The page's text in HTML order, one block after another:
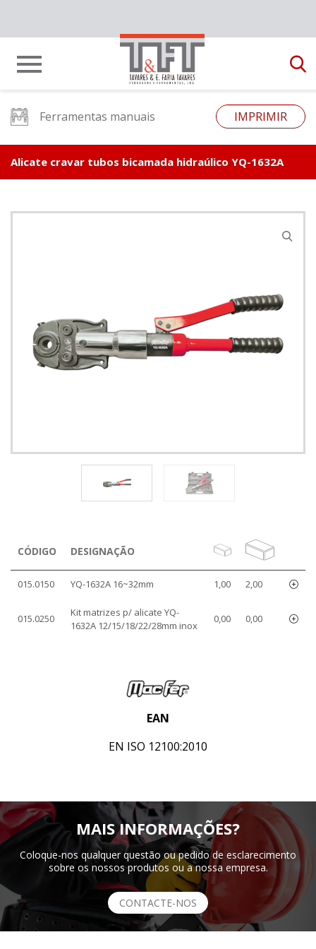
Ferramentas manuais IMPRIMIR
Alicate cravar tubos bicamada hidraúlico YQ-1632A
CÓDIGO DESIGNAÇÃO
015.0150 YQ-1632A 16~32mm 1,00 2,00
015.0250
Kit matrizes p/ alicate YQ-
1632A 12/15/18/22/28mm inox
0,00 0,00
EAN
EN ISO 12100:2010
MAIS INFORMAÇÕES?
Coloque-nos qualquer questão ou pedido de esclarecimento
sobre os nossos produtos ou a nossa empresa.
CONTACTE-NOS